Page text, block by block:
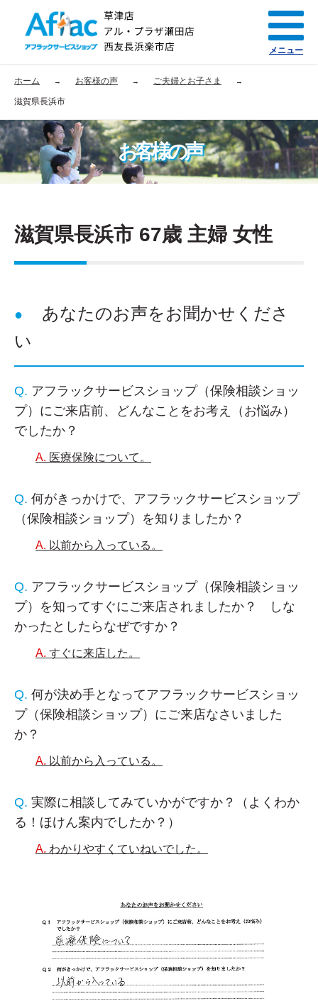
ホーム お客様の声 ご夫婦とお子さま
滋賀県長浜市
お客様の声
滋賀県長浜市 67歳 主婦 女性
あなたのお声をお聞かせくださ
い
アフラックサービスショップ（保険相談ショッ
プ）にご来店前、どんなことをお考え（お悩み）
でしたか？
医療保険について。
何がきっかけで、アフラックサービスショップ
（保険相談ショップ）を知りましたか？
以前から入っている。
アフラックサービスショップ（保険相談ショッ
プ）を知ってすぐにご来店されましたか？ しな
かったとしたらなぜですか？
すぐに来店した。
何が決め手となってアフラックサービスショッ
プ（保険相談ショップ）にご来店なさいました
か？
以前から入っている。
実際に相談してみていかがですか？（よくわか
る！ほけん案内でしたか？）
わかりやすくていねいでした。
メニュー